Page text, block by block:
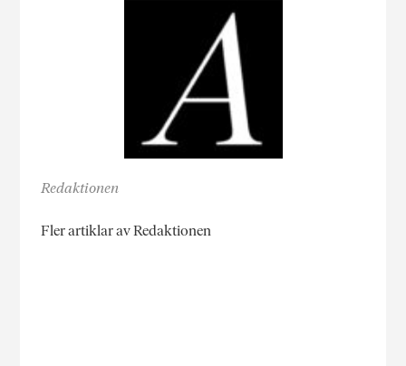
Redaktionen
Fler artiklar av Redaktionen